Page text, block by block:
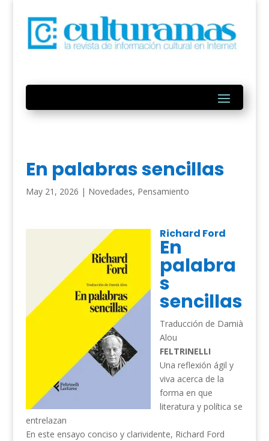
En palabras sencillas
May 21, 2026 | Novedades, Pensamiento
Richard Ford
En
palabra
s
sencillas
Traducción de Damià
Alou
FELTRINELLI
Una reflexión ágil y
viva acerca de la
forma en que
literatura y política se
entrelazan
En este ensayo conciso y clarividente, Richard Ford